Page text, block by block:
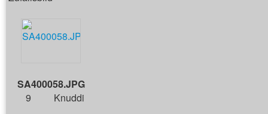
SA400058.JPG
9
Knuddi